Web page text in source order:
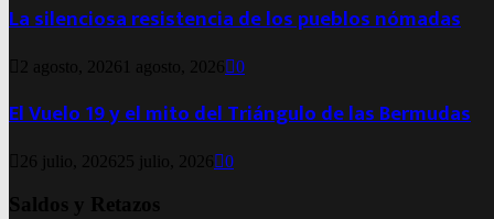
La silenciosa resistencia de los pueblos nómadas
2 agosto, 2026 1 agosto, 2026 0
El Vuelo 19 y el mito del Triángulo de las Bermudas
26 julio, 2026 25 julio, 2026 0
Saldos y Retazos